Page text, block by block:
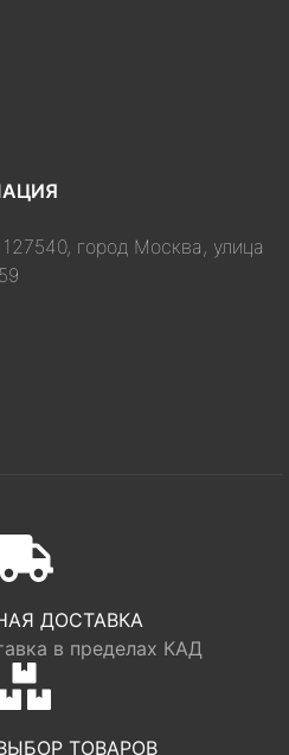
город Москва, улица
ДОСТАВКА
в пределах КАД
ТОВАРОВ